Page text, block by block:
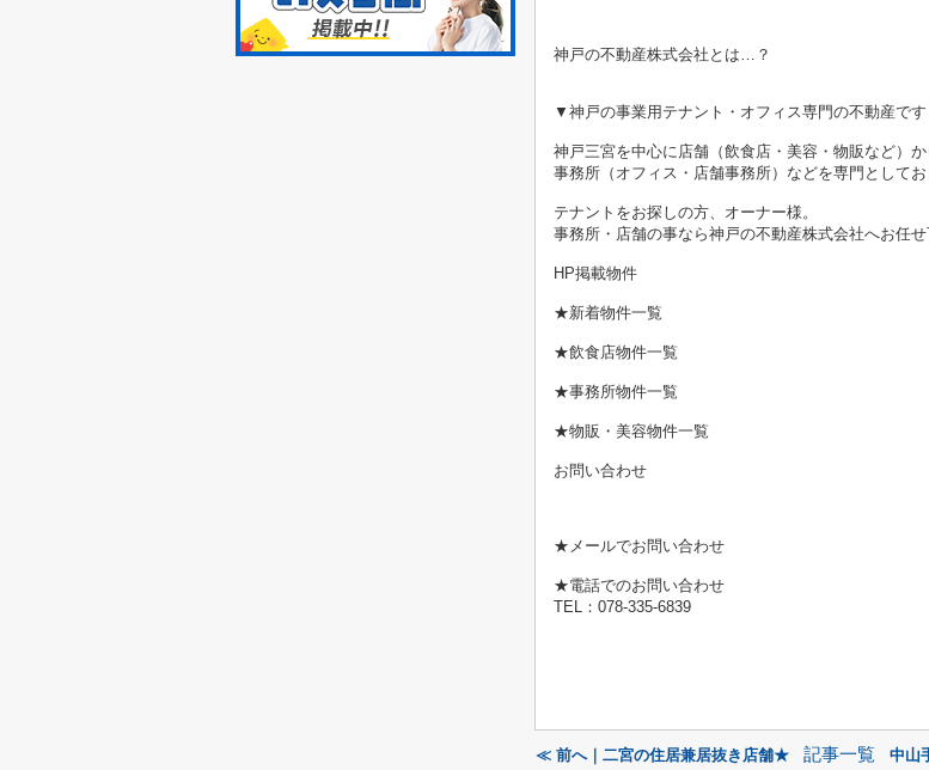
神戸の不動産株式会社とは…？
▼神戸の事業用テナント・オフィス専門の不動産です
神戸三宮を中心に店舗（飲食店・美容・物販など）か
事務所（オフィス・店舗事務所）などを専門として
テナントをお探しの方、オーナー様。
事務所・店舗の事なら神戸の不動産株式会社へお任
HP掲載物件
★新着物件一覧
★飲食店物件一覧
★事務所物件一覧
★物販・美容物件一覧
お問い合わせ
★メールでお問い合わせ
★電話でのお問い合わせ
TEL：078-335-6839
≪ 前へ｜二宮の住居兼居抜き店舗★ 記事一覧 中山